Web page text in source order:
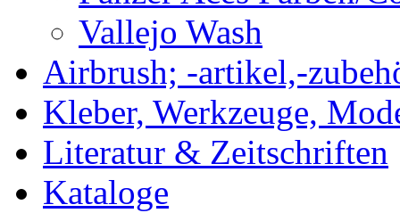
Vallejo Wash
Airbrush; -artikel,-
Kleber, Werkzeuge,
Literatur & Zeitschriften
Kataloge